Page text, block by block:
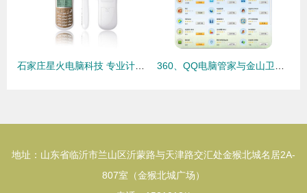
地址：山东省临沂市兰山区沂蒙路与天津路交汇处金猴北城名居2A-
807室（金猴北城广场）